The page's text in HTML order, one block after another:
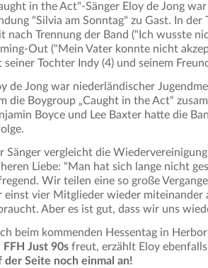
in the Act"-Sänger Eloy de Jong
"Silvia am Sonntag" zu Gast. In
nach Trennung der Band ("Ich wusste
Out ("Mein Vater konnte nicht
seiner Tochter Indy (4) und seinem
de Jong war niederländischer
die Boygroup „Caught in the Act“
Boyce und Lee Baxter hatte die
Sänger vergleicht die
Liebe: "Man hat sich lange nicht
Wir teilen eine so große
einst vier Mitglieder wieder miteinander
Aber es ist gut, dass wir uns
beim kommenden Hessentag in
FFH Just 90s freut, erzählt Eloy ebenfalls
der Seite noch einmal an!